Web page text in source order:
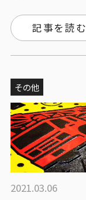
記事を読む
その他
2021.03.06